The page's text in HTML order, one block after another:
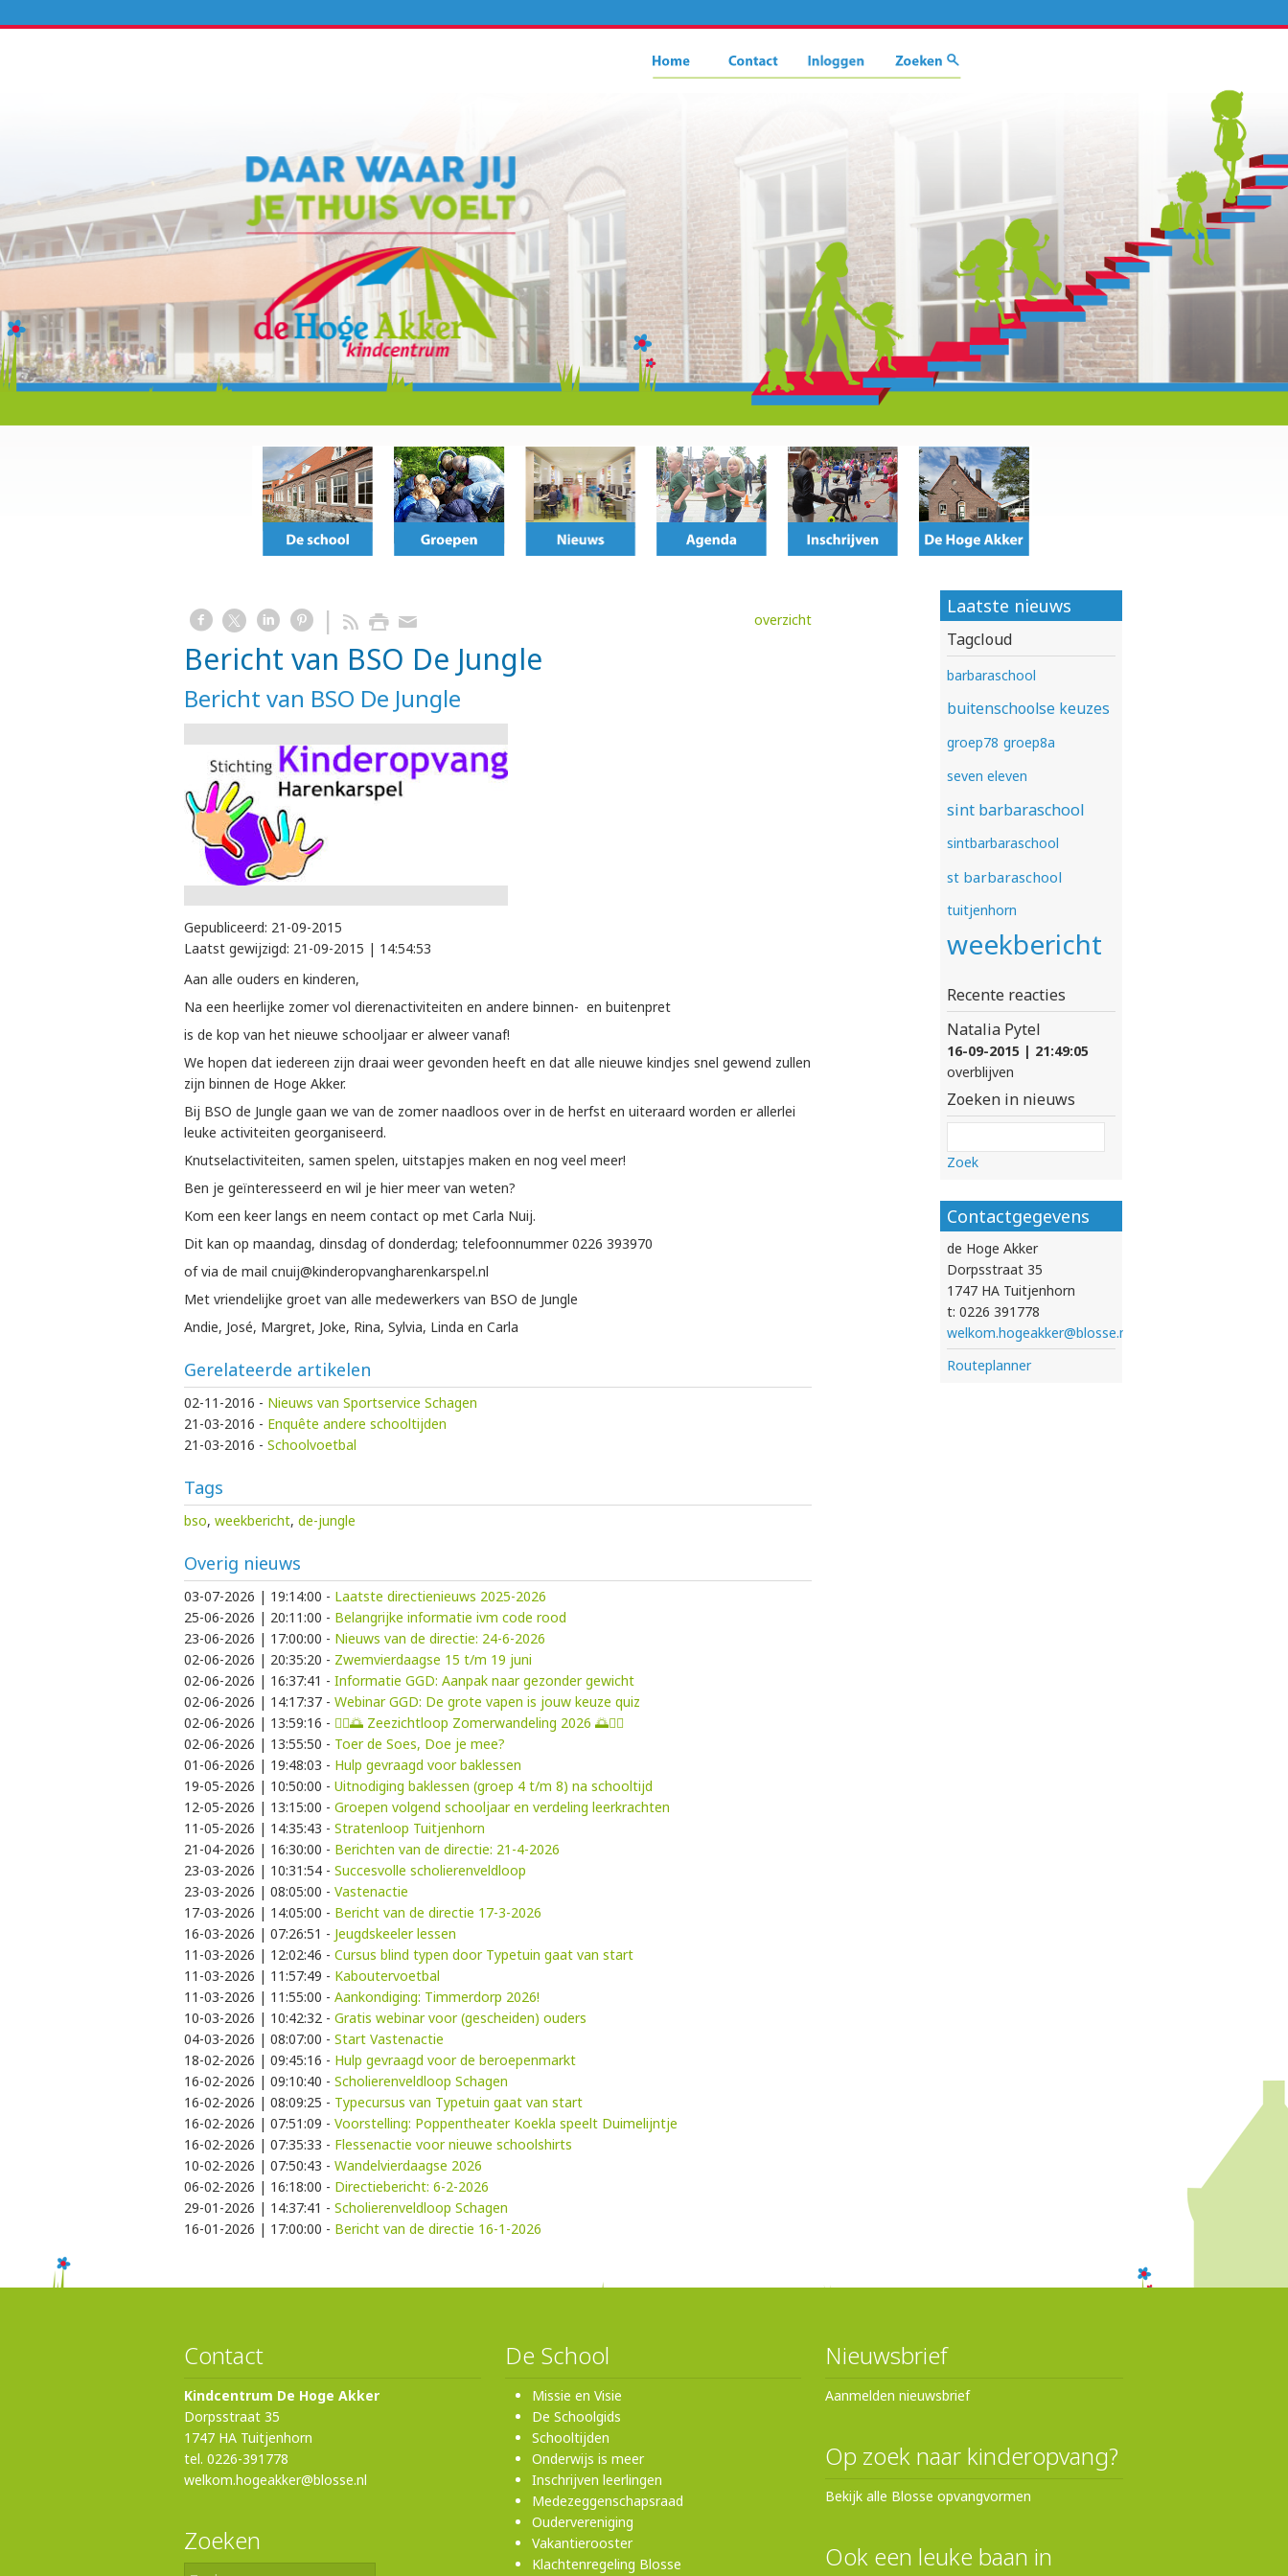
overzicht
Bericht van BSO De Jungle
Bericht van BSO De Jungle
Gepubliceerd: 21-09-2015
Laatst gewijzigd: 21-09-2015 | 14:54:53
Aan alle ouders en kinderen,
Na een heerlijke zomer vol dierenactiviteiten en andere binnen- en buitenpret
is de kop van het nieuwe schooljaar er alweer vanaf!
We hopen dat iedereen zijn draai weer gevonden heeft en dat alle nieuwe kindjes snel gewend zullen
zijn binnen de Hoge Akker.
Bij BSO de Jungle gaan we van de zomer naadloos over in de herfst en uiteraard worden er allerlei
leuke activiteiten georganiseerd.
Knutselactiviteiten, samen spelen, uitstapjes maken en nog veel meer!
Ben je geïnteresseerd en wil je hier meer van weten?
Kom een keer langs en neem contact op met Carla Nuij.
Dit kan op maandag, dinsdag of donderdag; telefoonnummer 0226 393970
of via de mail cnuij@kinderopvangharenkarspel.nl
Met vriendelijke groet van alle medewerkers van BSO de Jungle
Andie, José, Margret, Joke, Rina, Sylvia, Linda en Carla
Gerelateerde artikelen
02-11-2016 - Nieuws van Sportservice Schagen
21-03-2016 - Enquête andere schooltijden
21-03-2016 - Schoolvoetbal
Tags
bso, weekbericht, de-jungle
Overig nieuws
03-07-2026 | 19:14:00 - Laatste directienieuws 2025-2026
25-06-2026 | 20:11:00 - Belangrijke informatie ivm code rood
23-06-2026 | 17:00:00 - Nieuws van de directie: 24-6-2026
02-06-2026 | 20:35:20 - Zwemvierdaagse 15 t/m 19 juni
02-06-2026 | 16:37:41 - Informatie GGD: Aanpak naar gezonder gewicht
02-06-2026 | 14:17:37 - Webinar GGD: De grote vapen is jouw keuze quiz
02-06-2026 | 13:59:16 - 🚶‍♀️🌅 Zeezichtloop Zomerwandeling 2026 🌅🚶‍♂️
02-06-2026 | 13:55:50 - Toer de Soes, Doe je mee?
01-06-2026 | 19:48:03 - Hulp gevraagd voor baklessen
19-05-2026 | 10:50:00 - Uitnodiging baklessen (groep 4 t/m 8) na schooltijd
12-05-2026 | 13:15:00 - Groepen volgend schooljaar en verdeling leerkrachten
11-05-2026 | 14:35:43 - Stratenloop Tuitjenhorn
21-04-2026 | 16:30:00 - Berichten van de directie: 21-4-2026
23-03-2026 | 10:31:54 - Succesvolle scholierenveldloop
23-03-2026 | 08:05:00 - Vastenactie
17-03-2026 | 14:05:00 - Bericht van de directie 17-3-2026
16-03-2026 | 07:26:51 - Jeugdskeeler lessen
11-03-2026 | 12:02:46 - Cursus blind typen door Typetuin gaat van start
11-03-2026 | 11:57:49 - Kaboutervoetbal
11-03-2026 | 11:55:00 - Aankondiging: Timmerdorp 2026!
10-03-2026 | 10:42:32 - Gratis webinar voor (gescheiden) ouders
04-03-2026 | 08:07:00 - Start Vastenactie
18-02-2026 | 09:45:16 - Hulp gevraagd voor de beroepenmarkt
16-02-2026 | 09:10:40 - Scholierenveldloop Schagen
16-02-2026 | 08:09:25 - Typecursus van Typetuin gaat van start
16-02-2026 | 07:51:09 - Voorstelling: Poppentheater Koekla speelt Duimelijntje
16-02-2026 | 07:35:33 - Flessenactie voor nieuwe schoolshirts
10-02-2026 | 07:50:43 - Wandelvierdaagse 2026
06-02-2026 | 16:18:00 - Directiebericht: 6-2-2026
29-01-2026 | 14:37:41 - Scholierenveldloop Schagen
16-01-2026 | 17:00:00 - Bericht van de directie 16-1-2026
Laatste nieuws
Tagcloud
barbaraschool
buitenschoolse keuzes
groep78 groep8a
seven eleven
sint barbaraschool
sintbarbaraschool
st barbaraschool
tuitjenhorn
weekbericht
Recente reacties
Natalia Pytel
16-09-2015 | 21:49:05
overblijven
Zoeken in nieuws
Zoek
Contactgegevens
de Hoge Akker
Dorpsstraat 35
1747 HA Tuitjenhorn
t: 0226 391778
welkom.hogeakker@blosse.nl
Routeplanner
Contact
Kindcentrum De Hoge Akker
Dorpsstraat 35
1747 HA Tuitjenhorn
tel. 0226-391778
welkom.hogeakker@blosse.nl
Zoeken
De School
Missie en Visie
De Schoolgids
Schooltijden
Onderwijs is meer
Inschrijven leerlingen
Medezeggenschapsraad
Oudervereniging
Vakantierooster
Klachtenregeling Blosse
Nieuwsbrief
Aanmelden nieuwsbrief
Op zoek naar kinderopvang?
Bekijk alle Blosse opvangvormen
Ook een leuke baan in